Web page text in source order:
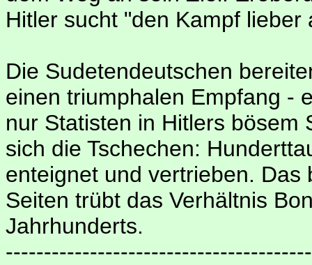
Hitler sucht "den Kampf
Die Sudetendeutschen
einen triumphalen Empfang -
nur Statisten in Hitlers bösem
sich die Tschechen:
enteignet und vertrieben.
Seiten trübt das Verhältnis
Jahrhunderts.